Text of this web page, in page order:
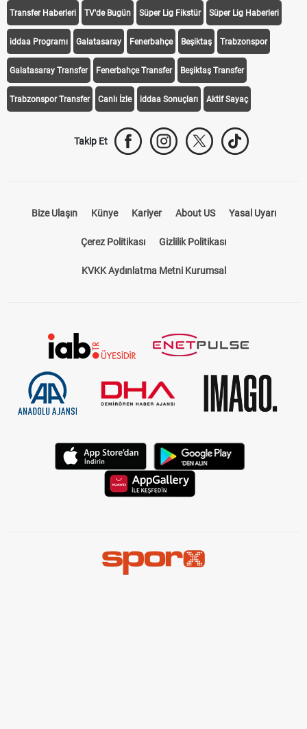
Transfer Haberleri TV'de Bugün Süper Lig Fikstür Süper Lig Haberleri
iddaa Programı Galatasaray Fenerbahçe Beşiktaş Trabzonspor
Galatasaray Transfer Fenerbahçe Transfer Beşiktaş Transfer
Trabzonspor Transfer Canlı İzle iddaa Sonuçları Aktif Sayaç
Takip Et
Bize Ulaşın Künye Kariyer About US Yasal Uyarı
Çerez Politikası Gizlilik Politikası
KVKK Aydınlatma Metni Kurumsal